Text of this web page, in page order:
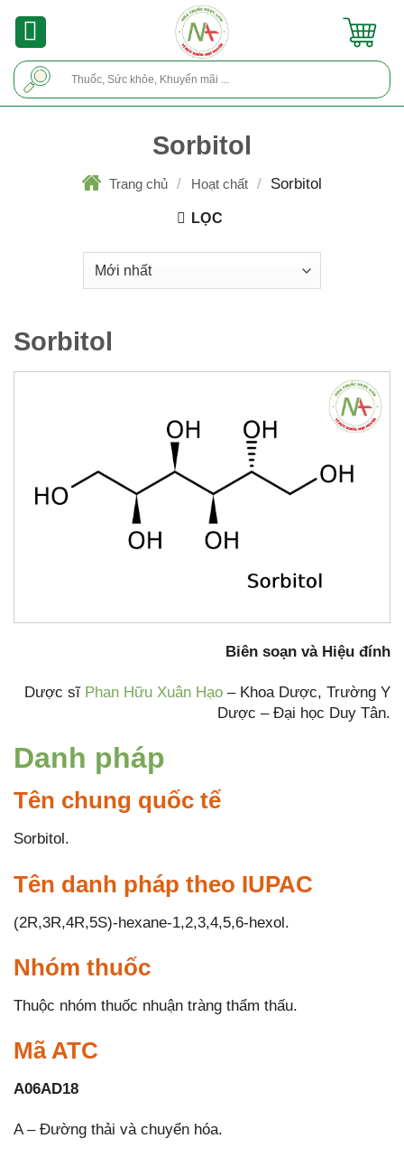
Sorbitol
Trang chủ / Hoạt chất / Sorbitol
LỌC
Sorbitol
Biên soạn và Hiệu đính
Dược sĩ Phan Hữu Xuân Hạo – Khoa Dược, Trường Y
Dược – Đại học Duy Tân.
Danh pháp
Tên chung quốc tế
Sorbitol.
Tên danh pháp theo IUPAC
(2R,3R,4R,5S)-hexane-1,2,3,4,5,6-hexol.
Nhóm thuốc
Thuộc nhóm thuốc nhuận tràng thẩm thấu.
Mã ATC
A06AD18
A – Đường thải và chuyển hóa.